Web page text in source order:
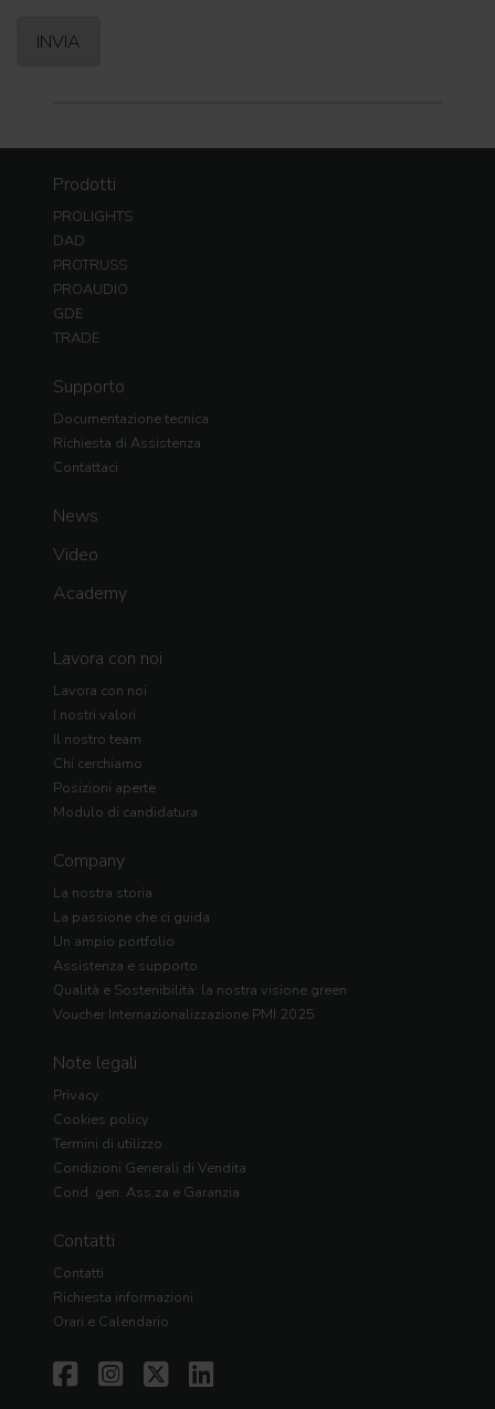
Prodotti
PROLIGHTS
DAD
PROTRUSS
PROAUDIO
GDE
TRADE
Supporto
Documentazione tecnica
Richiesta di Assistenza
Contattaci
News
Video
Academy
Lavora con noi
Lavora con noi
I nostri valori
Il nostro team
Chi cerchiamo
Posizioni aperte
Modulo di candidatura
Company
La nostra storia
La passione che ci guida
Un ampio portfolio
Assistenza e supporto
Qualità e Sostenibilità: la nostra visione green
Voucher Internazionalizzazione PMI 2025
Note legali
Privacy
Cookies policy
Termini di utilizzo
Condizioni Generali di Vendita
Cond. gen. Ass.za e Garanzia
Contatti
Contatti
Richiesta informazioni
Orari e Calendario